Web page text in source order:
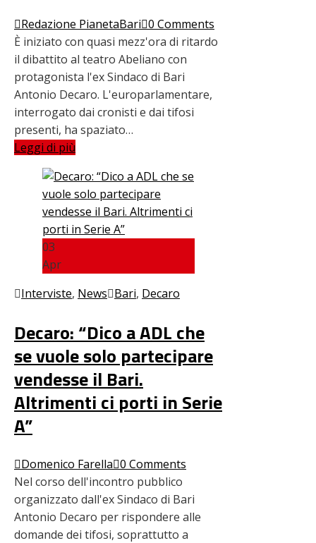
Redazione PianetaBari 0 Comments
È iniziato con quasi mezz'ora di ritardo
il dibattito al teatro Abeliano con
protagonista l'ex Sindaco di Bari
Antonio Decaro. L'europarlamentare,
interrogato dai cronisti e dai tifosi
presenti, ha spaziato…
Leggi di più
03
Apr
Interviste, News Bari, Decaro
Decaro: “Dico a ADL che
se vuole solo partecipare
vendesse il Bari.
Altrimenti ci porti in Serie
A”
Domenico Farella 0 Comments
Nel corso dell'incontro pubblico
organizzato dall'ex Sindaco di Bari
Antonio Decaro per rispondere alle
domande dei tifosi, soprattutto a